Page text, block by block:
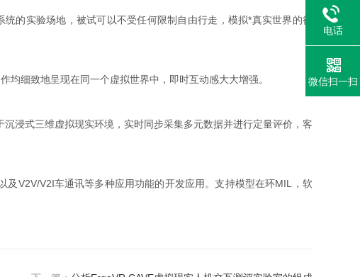
的实验场地，被试可以不受任何限制自由行走，模拟*真实世界的行
细致地呈现在同一个虚拟世界中，即时互动感大大增强。
浸式三维虚拟现实环境，实时同步采集多元数据并进行定量评价，客
V2V/V2I车通讯等多种应用功能的开发应用。支持模型在环MIL，软
电话
微信扫一扫